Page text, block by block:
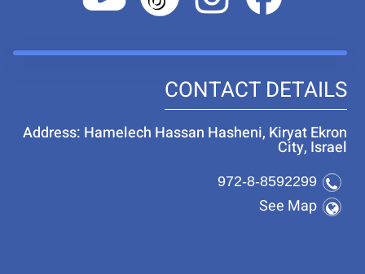
CONTACT DETAILS
Address: Hamelech Hassan Hasheni, Kiryat Ekron
City, Israel
972-8-8592299
See Map